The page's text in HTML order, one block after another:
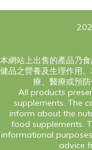
本網站上出售的產品乃
健品之營養及生理作用
療、醫療或預
All products
supplements. The
inform about the
food supplements.
informational
advice